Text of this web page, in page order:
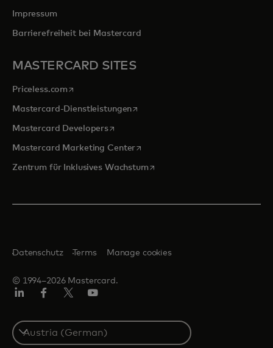
Impressum
Barrierefreiheit bei Mastercard
MASTERCARD SITES
Priceless.com wird in einer neuen Registerkarte geöffnet
Mastercard-Dienstleistungenwird in einer neuen Registerkarte
Mastercard Developerswird in einer neuen Registerkarte
Mastercard Marketing Centerwird in einer neuen
Zentrum für Inklusives Wachstumwird in einer neuen
© 1994–2026 Mastercard.
Datenschutz Terms Manage cookies
Select
a
country